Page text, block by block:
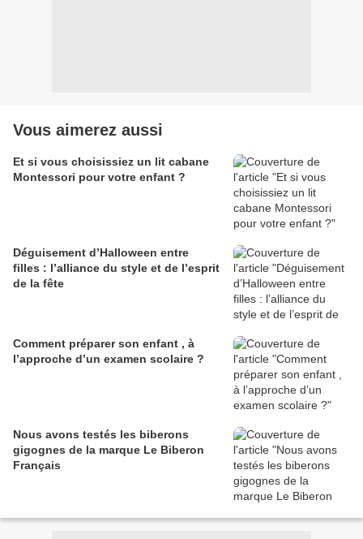
Vous aimerez aussi
Et si vous choisissiez un lit cabane
Montessori pour votre enfant ?
Déguisement d’Halloween entre
filles : l’alliance du style et de l’esprit
de la fête
Comment préparer son enfant , à
l’approche d’un examen scolaire ?
Nous avons testés les biberons
gigognes de la marque Le Biberon
Français